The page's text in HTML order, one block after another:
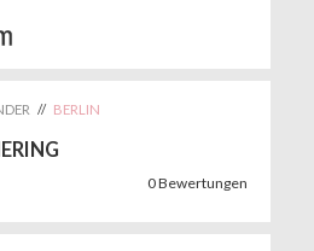
// BERLIN
0Bewertungen